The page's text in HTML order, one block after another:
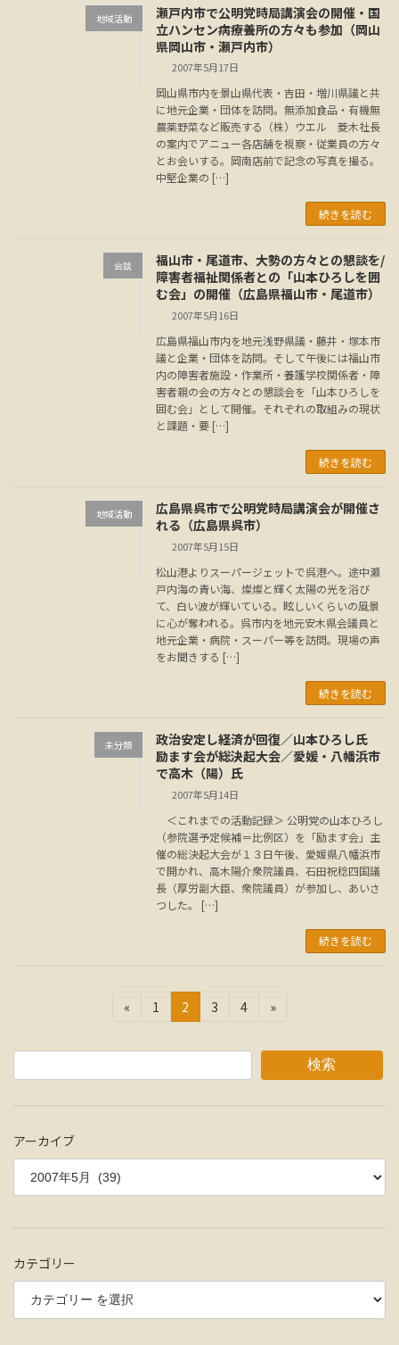
地域活動
瀬戸内市で公明党時局講演会の開催・国
立ハンセン病療養所の方々も参加（岡山
県岡山市・瀬戸内市）
2007年5月17日
岡山県市内を景山県代表・吉田・増川県議と共
に地元企業・団体を訪問。無添加食品・有機無
農薬野菜など販売する（株）ウエル 菱木社長
の案内でアニュー各店舗を視察・従業員の方々
とお会いする。岡南店前で記念の写真を撮る。
中堅企業の […]
続きを読む
会談
福山市・尾道市、大勢の方々との懇談を/
障害者福祉関係者との「山本ひろしを囲
む会」の開催（広島県福山市・尾道市）
2007年5月16日
広島県福山市内を地元浅野県議・藤井・塚本市
議と企業・団体を訪問。そして午後には福山市
内の障害者施設・作業所・養護学校関係者・障
害者親の会の方々との懇談会を「山本ひろしを
囲む会」として開催。それぞれの取組みの現状
と課題・要 […]
続きを読む
地域活動
広島県呉市で公明党時局講演会が開催さ
れる（広島県呉市）
2007年5月15日
松山港よりスーパージェットで呉港へ。途中瀬
戸内海の青い海、燦燦と輝く太陽の光を浴び
て、白い波が輝いている。眩しいくらいの風景
に心が奪われる。呉市内を地元安木県会議員と
地元企業・病院・スーパー等を訪問。現場の声
をお聞きする […]
続きを読む
未分類
政治安定し経済が回復／山本ひろし氏
励ます会が総決起大会／愛媛・八幡浜市
で高木（陽）氏
2007年5月14日
＜これまでの活動記録＞ 公明党の山本ひろし
（参院選予定候補＝比例区）を「励ます会」主
催の総決起大会が１３日午後、愛媛県八幡浜市
で開かれ、高木陽介衆院議員、石田祝稔四国議
長（厚労副大臣、衆院議員）が参加し、あいさ
つした。 […]
続きを読む
ジ
送
«
固
ジ
1
固
定
ジ
2
固
ジ
3
固
ー
ジ
4 »
検索
アーカイブ
カテゴリー